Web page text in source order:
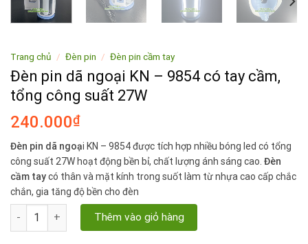
Trang chủ / Đèn pin / Đèn pin cầm tay
Đèn pin dã ngoại KN – 9854 có tay cầm,
tổng công suất 27W
240.000₫
Đèn pin dã ngoại KN – 9854 được tích hợp nhiều bóng led có tổng
công suất 27W hoạt động bền bỉ, chất lượng ánh sáng cao. Đèn
cầm taycó thân và mặt kính trong suốt làm từ nhựa cao cấp chắc
chắn, gia tăng độ bền cho đèn
Đèn pin dã ngoại KN - 9854 có tay cầm, tổng công suất 27W số
Thêm vào giỏ hàng